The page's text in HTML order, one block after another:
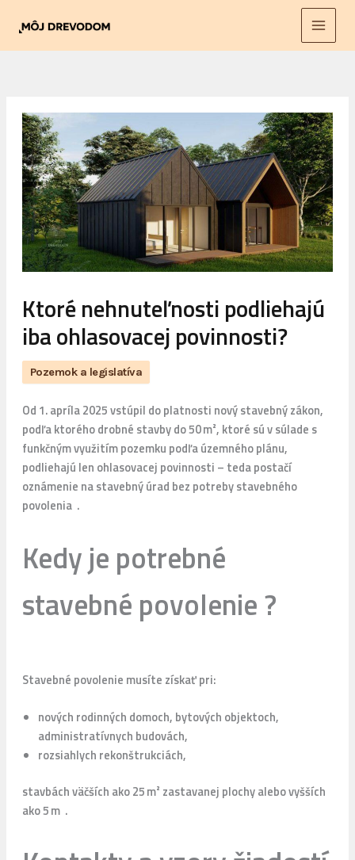
obsah
Ktoré nehnuteľnosti podliehajú
iba ohlasovacej povinnosti?
Pozemok a legislatíva
Od 1. apríla 2025 vstúpil do platnosti nový stavebný zákon,
podľa ktorého drobné stavby do 50 m², ktoré sú v súlade s
funkčným využitím pozemku podľa územného plánu,
podliehajú len ohlasovacej povinnosti – teda postačí
oznámenie na stavebný úrad bez potreby stavebného
povolenia .
Kedy je potrebné
stavebné povolenie ?
Stavebné povolenie musíte získať pri:
nových rodinných domoch, bytových objektoch,
administratívnych budovách,
rozsiahlych rekonštrukciách,
stavbách väčších ako 25 m² zastavanej plochy alebo vyšších
ako 5 m .